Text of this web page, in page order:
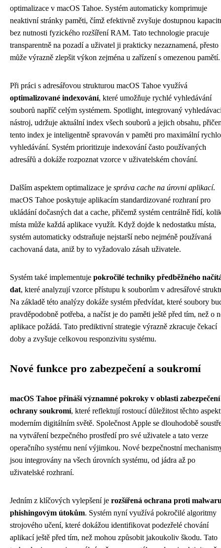
optimalizace v macOS Tahoe. Systém automaticky komprimuje
neaktivní stránky paměti, čímž efektivně zvyšuje dostupnou
bez nutnosti fyzického rozšíření RAM. Tato technologie pracuje
transparentně na pozadí a uživatel ji prakticky nezaznamená, přesto
může výrazně zlepšit výkon zejména u zařízení s omezenou pamětí.
Při práci s adresářovou strukturou macOS Tahoe využívá
optimalizované indexování, které umožňuje rychlé vyhledávání
souborů napříč celým systémem. Spotlight, integrovaný
nástroj, udržuje aktuální index všech souborů a jejich obsahu,
tento index je inteligentně spravován v paměti pro maximální
vyhledávání. Systém prioritizuje indexování často používaných
adresářů a dokáže rozpoznat vzorce v uživatelském chování.
Dalším aspektem optimalizace je správa cache na úrovni aplikací.
macOS Tahoe poskytuje aplikacím standardizované rozhraní pro
ukládání dočasných dat a cache, přičemž systém centrálně řídí,
místa může každá aplikace využít. Když dojde k nedostatku místa,
systém automaticky odstraňuje nejstarší nebo nejméně používaná
cachovaná data, aniž by to vyžadovalo zásah uživatele.
Systém také implementuje pokročilé techniky předběžného
dat, které analyzují vzorce přístupu k souborům v adresářové
Na základě této analýzy dokáže systém předvídat, které soubory
pravděpodobně potřeba, a načíst je do paměti ještě před tím, než o
aplikace požádá. Tato prediktivní strategie výrazně zkracuje čekací
doby a zvyšuje celkovou responzivitu systému.
Nové funkce pro zabezpečení a soukromí
macOS Tahoe přináší významné pokroky v oblasti
ochrany soukromí, které reflektují rostoucí důležitost těchto
moderním digitálním světě. Společnost Apple se dlouhodobě
na vytváření bezpečného prostředí pro své uživatele a tato verze
operačního systému není výjimkou. Nové bezpečnostní
jsou integrovány na všech úrovních systému, od jádra až po
uživatelské rozhraní.
Jedním z klíčových vylepšení je rozšířená ochrana proti
phishingovým útokům. Systém nyní využívá pokročilé algoritmy
strojového učení, které dokážou identifikovat podezřelé chování
aplikací ještě před tím, než mohou způsobit jakoukoliv škodu. Tato